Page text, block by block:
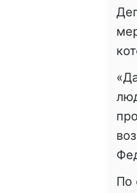
По